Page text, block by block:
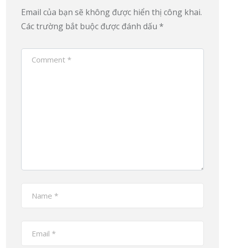
Email của bạn sẽ không được hiển thị công khai.
Các trường bắt buộc được đánh dấu *